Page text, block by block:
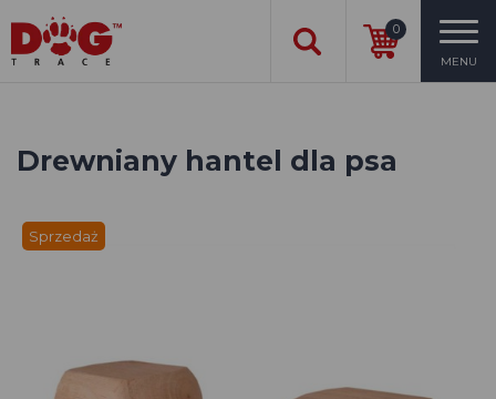
0
MENU
Drewniany hantel dla psa
Sprzedaż